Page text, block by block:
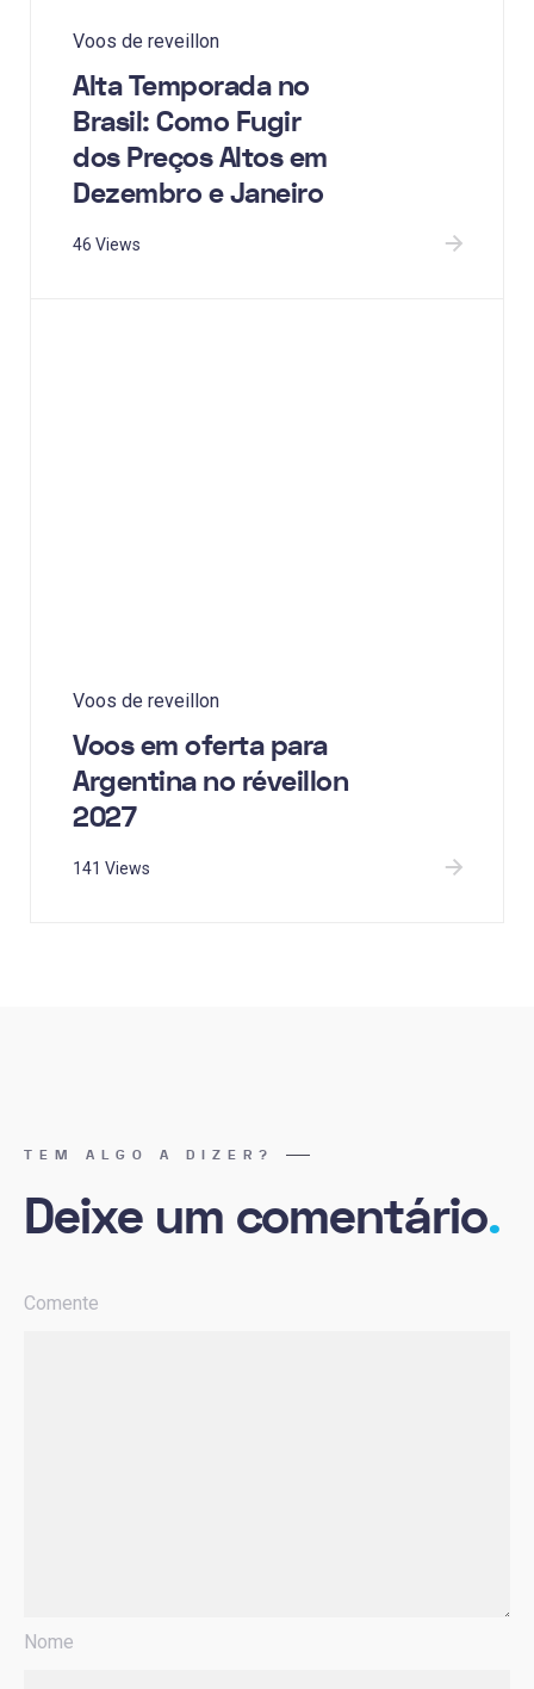
Voos de reveillon
Alta Temporada no
Brasil: Como Fugir
dos Preços Altos em
Dezembro e Janeiro
46 Views
Voos de reveillon
Voos em oferta para
Argentina no réveillon
2027
141 Views
TEM ALGO A DIZER?
Deixe um comentário.
Comente
Nome